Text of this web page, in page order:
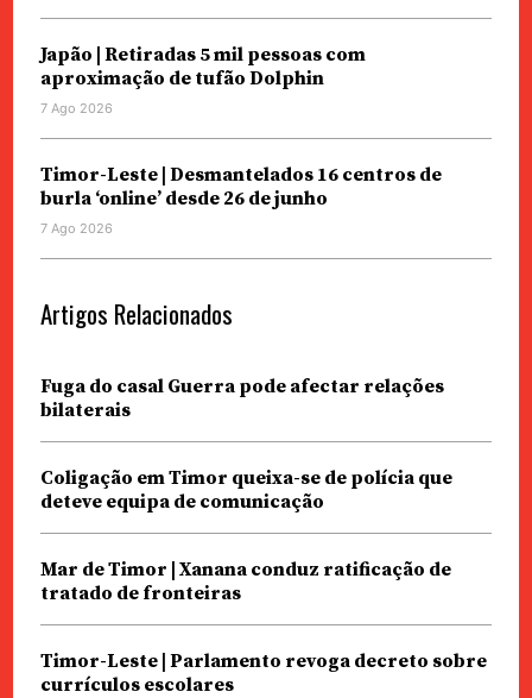
Japão | Retiradas 5 mil pessoas com
aproximação de tufão Dolphin
7 Ago 2026
Timor-Leste | Desmantelados 16 centros de
burla ‘online’ desde 26 de junho
7 Ago 2026
Artigos Relacionados
Fuga do casal Guerra pode afectar relações
bilaterais
Coligação em Timor queixa-se de polícia que
deteve equipa de comunicação
Mar de Timor | Xanana conduz ratificação de
tratado de fronteiras
Timor-Leste | Parlamento revoga decreto sobre
currículos escolares